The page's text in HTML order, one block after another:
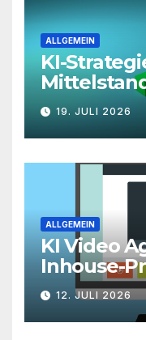
ALLGEMEIN
KI-
richtige
Roadmap
19. JULI 2026
ALLGEMEIN
KI Video
Inhouse-
finden
richtigen
12. JULI 2026